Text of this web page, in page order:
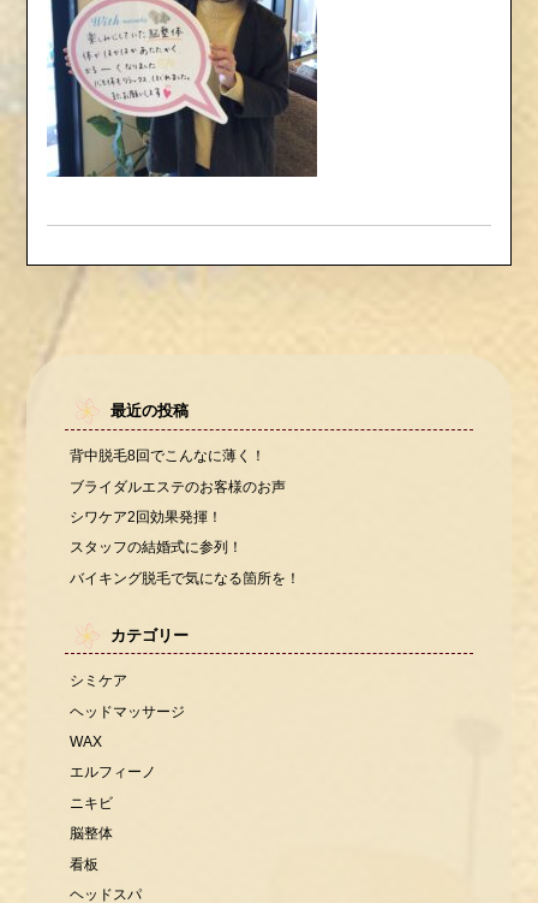
最近の投稿
背中脱毛8回でこんなに薄く！
ブライダルエステのお客様のお声
シワケア2回効果発揮！
スタッフの結婚式に参列！
バイキング脱毛で気になる箇所を！
カテゴリー
シミケア
ヘッドマッサージ
WAX
エルフィーノ
ニキビ
脳整体
看板
ヘッドスパ